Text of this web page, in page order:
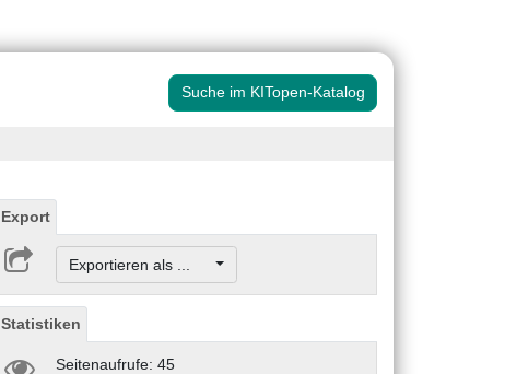
Suche im KITopen-Katalog
Export
Exportieren als ...
Statistiken
Seitenaufrufe: 45